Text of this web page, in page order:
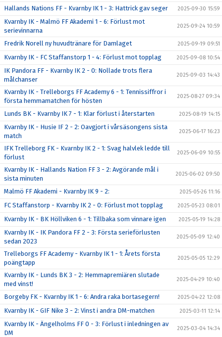
Hallands Nations FF - Kvarnby IK 1 - 3: Hattrick gav seger 2025-09-30 15:59
Kvarnby IK - Malmö FF Akademi 1 - 6: Förlust mot
serievinnarna
2025-09-24 10:59
Fredrik Norell ny huvudtränare för Damlaget 2025-09-19 09:51
Kvarnby IK - FC Staffanstorp 1 - 4: Förlust mot topplag 2025-09-08 10:54
IK Pandora FF - Kvarnby IK 2 - 0: Nollade trots flera
målchanser
2025-09-03 14:43
Kvarnby IK - Trelleborgs FF Academy 6 - 1: Tennissiffror i
första hemmamatchen för hösten
2025-08-27 09:34
Lunds BK - Kvarnby IK 7 - 1: Klar förlust i återstarten 2025-08-19 14:15
Kvarnby IK - Husie IF 2 - 2: Oavgjort i vårsäsongens sista
match
2025-06-17 16:23
IFK Trelleborg FK - Kvarnby IK 2 - 1: Svag halvlek ledde till
förlust
2025-06-09 10:55
Kvarnby IK - Hallands Nation FF 3 - 2: Avgörande mål i
sista minuten
2025-06-02 09:50
Malmö FF Akademi - Kvarnby IK 9 - 2: 2025-05-26 11:16
FC Staffanstorp - Kvarnby IK 2 - 0: Förlust mot topplag 2025-05-23 08:01
Kvarnby IK - BK Höllviken 6 - 1: Tillbaka som vinnare igen 2025-05-19 14:28
Kvarnby IK - IK Pandora FF 2 - 3: Första serieförlusten
sedan 2023
2025-05-09 12:40
Trelleborgs FF Academy - Kvarnby IK 1 - 1: Årets första
poängtapp
2025-05-05 12:29
Kvarnby IK - Lunds BK 3 - 2: Hemmapremiären slutade
med vinst!
2025-04-29 10:40
Borgeby FK - Kvarnby IK 1 - 6: Andra raka bortasegern! 2025-04-22 12:08
Kvarnby IK - GIF Nike 3 - 2: Vinst i andra DM-matchen 2025-03-11 12:14
Kvarnby IK - Ängelholms FF 0 - 3: Förlust i inledningen av
DM
2025-03-04 14:34